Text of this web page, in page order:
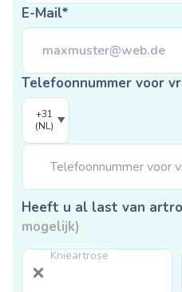
E-Mail*
Telefoonnummer voor
+31
(NL)
Heeft u al last van
mogelijk)
Knieartrose